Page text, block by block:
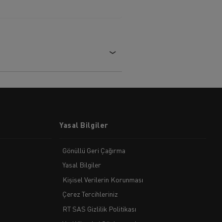
Yasal Bilgiler
Gönüllü Geri Çağırma
Yasal Bilgiler
Kişisel Verilerin Korunması
Çerez Tercihleriniz
RT SAS Gizlilik Politikası